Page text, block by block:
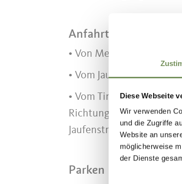
Diese Webseite
Wir verwenden
und die Zugriffe
Website an
möglicherweise
der Dienste
Anfahrtsbeschreibung
• Von Meran kommend
• Vom Jaufenpass
• Vom Timmelsjoch
Richtung St. Leonhard
Jaufenstraße SS44 bis
Parken